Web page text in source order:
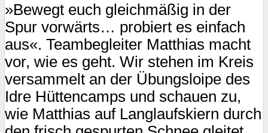
»Bewegt euch gleichmäßig in der
Spur vorwärts… probiert es einfach
aus«. Teambegleiter Matthias macht
vor, wie es geht. Wir stehen im Kreis
versammelt an der Übungsloipe des
Idre Hüttencamps und schauen zu,
wie Matthias auf Langlaufskiern durch